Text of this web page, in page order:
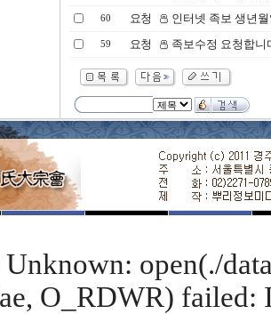
60 요청 인터넷 족보 생년
59 요청 족보수정 요청합니
Unknown: open(./
O_RDWR)